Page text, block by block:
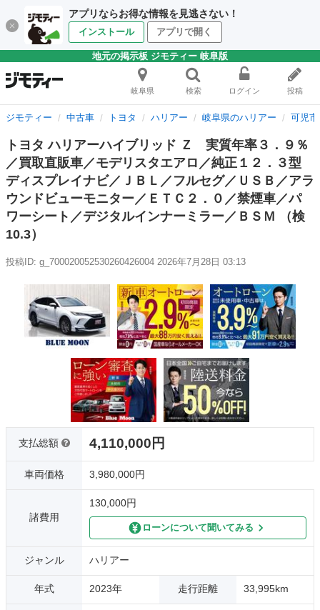
アプリならお得な情報を見逃さない！
インストール アプリで開く
地元の掲示板 ジモティー 岐阜版
岐阜県 検索 ログイン 投稿
ジモティー 中古車 トヨタ ハリアー 岐阜県のハリアー 可児
トヨタ ハリアーハイブリッド Ｚ 実質年率３．９％
／買取直販車／モデリスタエアロ／純正１２．３型
ディスプレイナビ／ＪＢＬ／フルセグ／ＵＳＢ／アラ
ウンドビューモニター／ＥＴＣ２．０／禁煙車／パ
ワーシート／デジタルインナーミラー／ＢＳＭ （検
10.3）
投稿ID: g_700020052530260426004 2026年7月28日 03:13
支払総額 4,110,000円
車両価格 3,980,000円
諸費用
130,000円
ローンについて聞いてみる
ジャンル ハリアー
年式 2023年 走行距離 33,995km